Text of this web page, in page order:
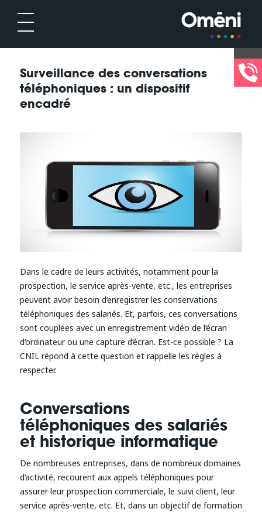
Surveillance des conversations
téléphoniques : un dispositif
encadré
Dans le cadre de leurs activités, notamment pour la
prospection, le service après-vente, etc., les entreprises
peuvent avoir besoin d’enregistrer les conservations
téléphoniques des salariés. Et, parfois, ces conversations
sont couplées avec un enregistrement vidéo de l’écran
d’ordinateur ou une capture d’écran. Est-ce possible ? La
CNIL répond à cette question et rappelle les règles à
respecter.
Conversations
téléphoniques des salariés
et historique informatique
De nombreuses entreprises, dans de nombreux domaines
d’activité, recourent aux appels téléphoniques pour
assurer leur prospection commerciale, le suivi client, leur
service après-vente, etc. Et, dans un objectif de formation